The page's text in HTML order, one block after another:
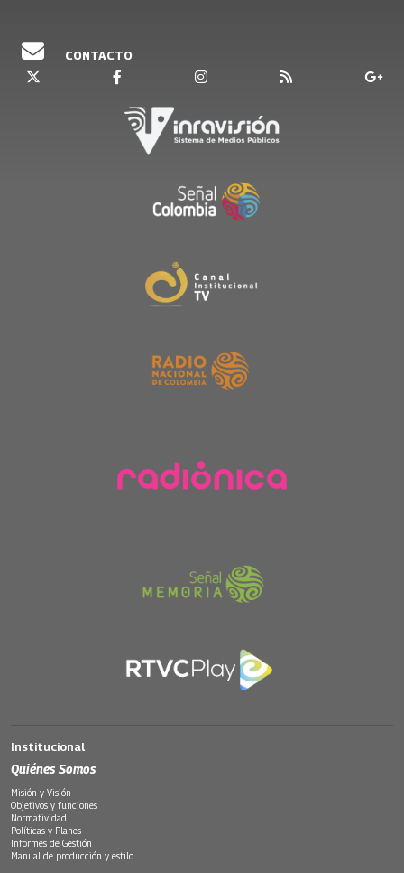
CONTACTO
Institucional
Quiénes Somos
Misión y Visión
Objetivos y funciones
Normatividad
Políticas y Planes
Informes de Gestión
Manual de producción y estilo